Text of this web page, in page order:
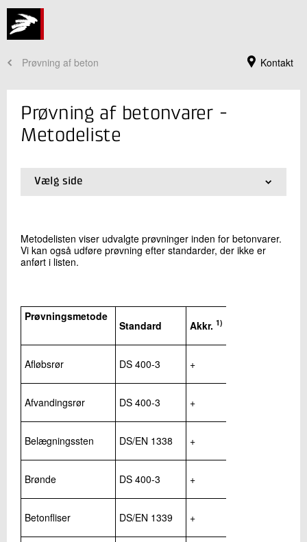
Kontakt
Prøvning af beton
Jeg er din kontaktperson
+45 72 20 19 11
Send
Prøvning af betonvarer -
Metodeliste
Vælg side
01.Prøvning
04.Akkreditering
Metodelisten viser udvalgte prøvninger inden for betonvarer.
Vi kan også udføre prøvning efter standarder, der ikke er
anført i listen.
Prøvningsmetode
Standard Akkr. 1)
Afløbsrør DS 400-3 +
Afvandingsrør DS 400-3 +
Belægningssten DS/EN 1338 +
Brønde DS 400-3 +
Betonfliser DS/EN 1339 +